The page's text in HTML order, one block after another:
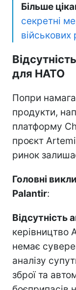
Більше
секретні
для НАТО
Попри
продукти,
платформу
проєкт
ринок
Головні
Palantir:
Відсутність
керівництво
немає
аналізу
зброї та